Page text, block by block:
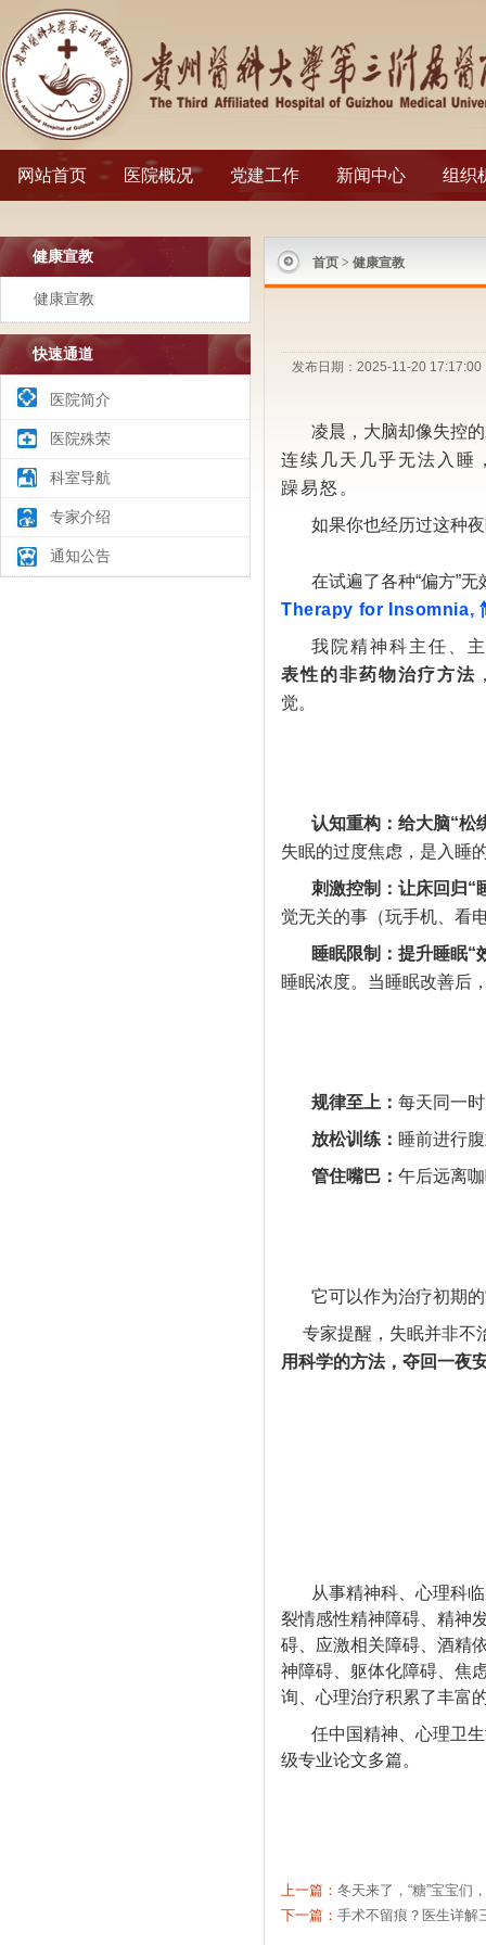
网站首页 医院概况 党建工作 新闻中心 组织
健康宣教
健康宣教
快速通道
医院简介
医院殊荣
科室导航
专家介绍
通知公告
首页 > 健康宣教
发布日期：2025-11-20
凌晨，大脑却像失控
连续几天几乎无法入睡
躁易怒。
如果你也经历过这种
在试遍了各种“偏方”
Therapy for Insomnia,
我院精神科主任、
表性的非药物治疗方法
觉。
认知重构：给大脑“松
失眠的过度焦虑，是入睡
刺激控制：让床回归“
觉无关的事（玩手机、看
睡眠限制：提升睡眠“
睡眠浓度。当睡眠改善后
规律至上： 每天同一
放松训练： 睡前进行
管住嘴巴： 午后远离
它可以作为治疗初期
专家提醒，失眠并非不
用科学的方法，夺回一夜
从事精神科、心理科
裂情感性精神障碍、精神
碍、应激相关障碍、酒精
神障碍、躯体化障碍、焦
询、心理治疗积累了丰富
任中国精神、心理卫
级专业论文多篇。
上一篇： 冬天来了，“糖”宝宝们
下一篇： 手术不留痕？医生详解